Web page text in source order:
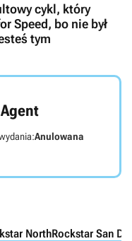
cykl, który
Speed, bo nie był
tym
Agent
Anulowana
NorthRockstar San